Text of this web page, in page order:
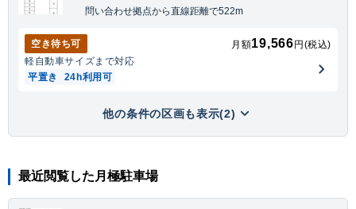
問い合わせ拠点から直線距離で522m
空き待ち可 月額19,566 円(税込)
軽自動車サイズまで対応
平置き
24h利用可
他の条件の区画も表示(2)
最近閲覧した月極駐車場